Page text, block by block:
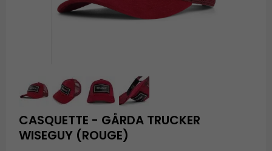
CASQUETTE - GÅRDA TRUCKER
WISEGUY (ROUGE)